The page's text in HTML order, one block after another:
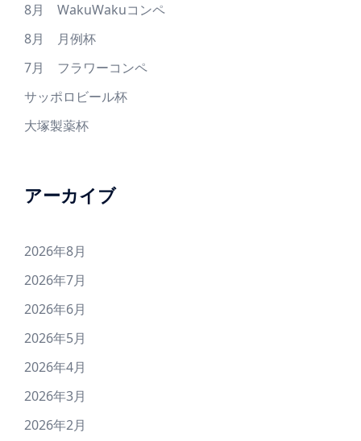
8月 WakuWakuコンペ
8月 月例杯
7月 フラワーコンペ
サッポロビール杯
大塚製薬杯
アーカイブ
2026年8月
2026年7月
2026年6月
2026年5月
2026年4月
2026年3月
2026年2月